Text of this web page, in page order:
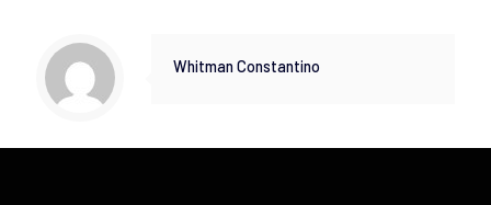
Whitman Constantino